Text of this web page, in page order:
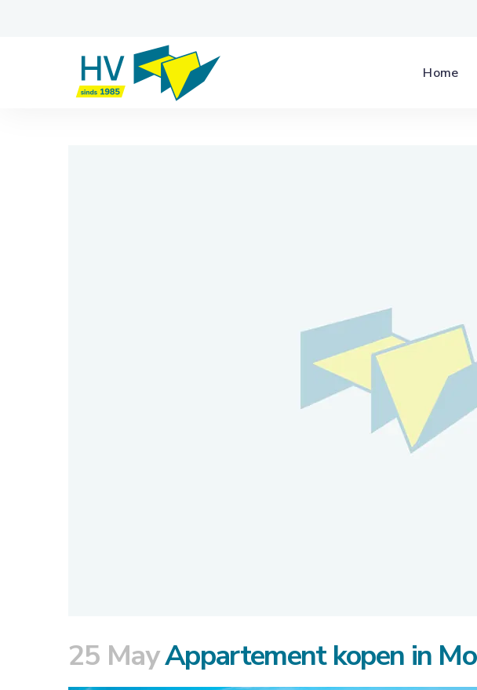
Home
25 MayAppartement kopen in